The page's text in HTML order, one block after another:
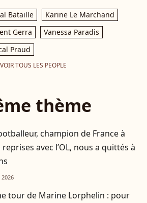
Bataille
Karine Le Marchand
Gerra
Vanessa Paradis
Praud
VOIR TOUS LES PEOPLE
thème
champion de France à
avec l’OL, nous a quittés à
tour de Marine Lorphelin : pour